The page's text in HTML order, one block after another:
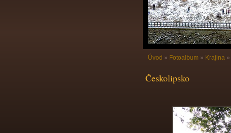
Úvod » Fotoalbum » Krajina »
Českolipsko